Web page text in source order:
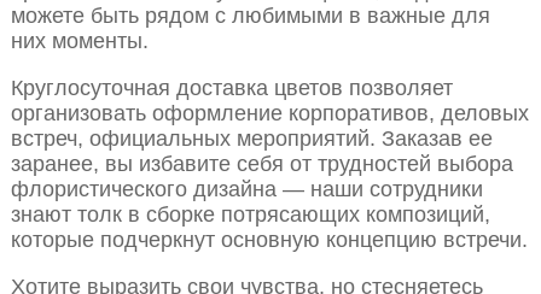
можете быть рядом с любимыми в важные для
них моменты.
Круглосуточная доставка цветов позволяет
организовать оформление корпоративов, деловых
встреч, официальных мероприятий. Заказав ее
заранее, вы избавите себя от трудностей выбора
флористического дизайна — наши сотрудники
знают толк в сборке потрясающих композиций,
которые подчеркнут основную концепцию встречи.
Хотите выразить свои чувства, но стесняетесь